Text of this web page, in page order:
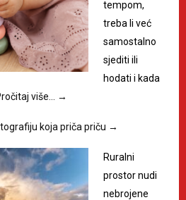
tempom,
treba li već
samostalno
sjediti ili
hodati i kada
više… →
koja priča priču →
Ruralni
prostor nudi
nebrojene